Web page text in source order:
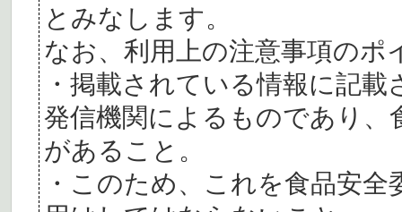
とみなします。
なお、利用上の注意事項の
・掲載されている情報に記
発信機関によるものであり、
があること。
・このため、これを食品安